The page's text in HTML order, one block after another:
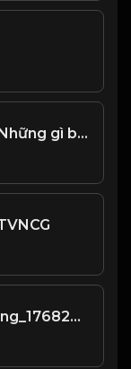
Năm tháng vã, chờ ai. Những gì bỏ lỡ, hãy bù đắp tăng dần trong những ngày còn lại! Đạo
Phút Bối Rối Lam Trường_1768203785385